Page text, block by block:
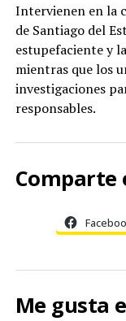
Intervienen en la
de Santiago del
estupefaciente y
mientras que los
investigaciones
responsables.
Comparte
Me gusta